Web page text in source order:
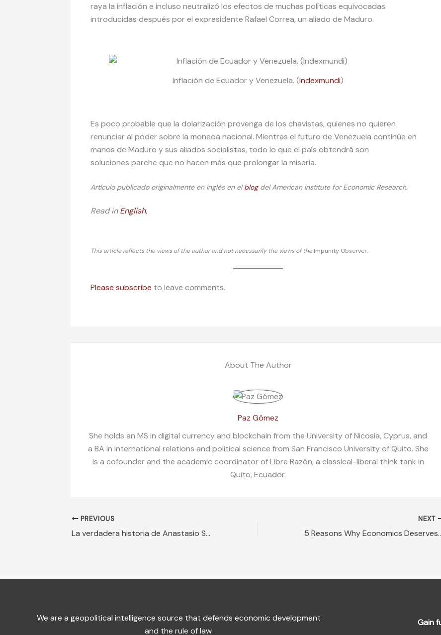
raya la inflación e incluso neutralizó los efectos de muchas políticas equivocadas
introducidas después por el expresidente Rafael Correa, un aliado de Maduro.
Inflación de Ecuador y Venezuela. (Indexmundi)
Es poco probable que la dolarización provenga de los chavistas, quienes no quieren
renunciar al poder sobre la moneda nacional. Mientras el futuro de Venezuela continúe en
manos de Maduro y sus aliados socialistas, todo lo que el país obtendrá son
soluciones parche que no hacen más que prolongar la miseria.
Artículo publicado originalmente en inglés en elblogdel American Institute for Economic Research.
Read inEnglish.
This article reflects the views of the author and not necessarily the views of the Impunity Observer.
Please subscribe to leave comments.
About The Author
Paz Gómez
She holds an MS in digital currency and blockchain from the University of Nicosia, Cyprus, and
a BA in international relations and political science from San Francisco University of Quito. She
is a cofounder and the academic coordinator of Libre Razón, a classical-liberal think tank in
Quito, Ecuador.
PREVIOUS
La verdadera historia de Anastasio Somoza
NEXT
5 Reasons Why
We are a geopolitical intelligence source that defends economic development
and the rule of law.
Gain